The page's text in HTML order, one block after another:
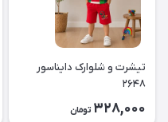
تیشرت و شلوارک دایناسور
۲۶۴۸
328,000 تومان